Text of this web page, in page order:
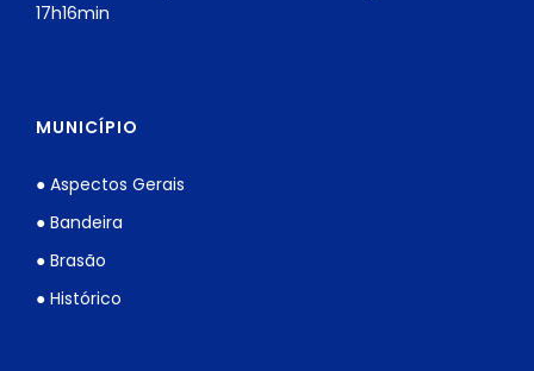
17h16min
MUNICÍPIO
● Aspectos Gerais
● Bandeira
● Brasão
● Histórico